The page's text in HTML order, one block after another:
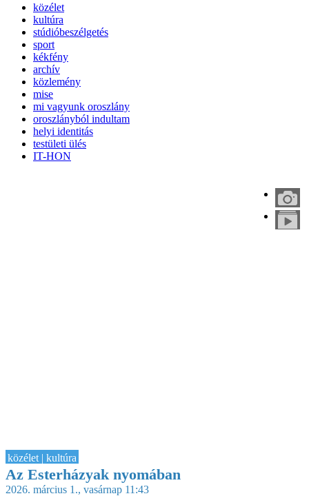
közélet
kultúra
stúdióbeszélgetés
sport
kékfény
archív
közlemény
mise
mi vagyunk oroszlány
oroszlányból indultam
helyi identitás
testületi ülés
IT-HON
közélet | kultúra
Az Esterházyak nyomában
2026. március 1., vasárnap 11:43